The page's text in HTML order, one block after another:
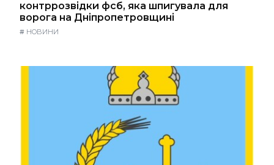
контррозвідки фсб, яка шпигувала для
ворога на Дніпропетровщині
# НОВИНИ